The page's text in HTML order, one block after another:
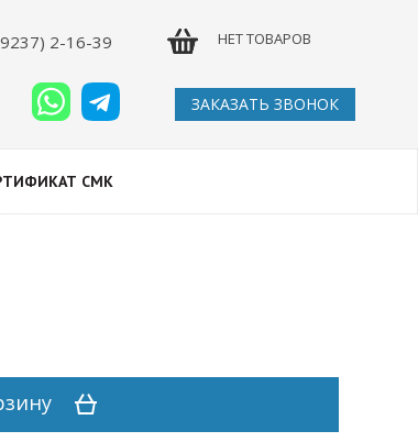
2-16-39
ЗАКАЗАТЬ ЗВОНОК
НЕТ ТОВАРОВ
СМК